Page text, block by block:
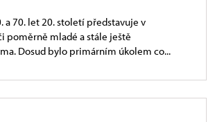
a 70. let 20. století představuje v
poměrně mladé a stále ještě
Dosud bylo primárním úkolem co...